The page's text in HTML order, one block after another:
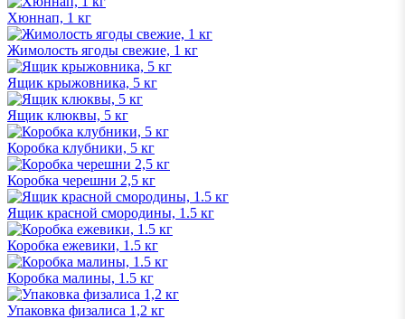
Хюннап, 1 кг
Жимолость ягоды свежие, 1 кг
Ящик крыжовника, 5 кг
Ящик клюквы, 5 кг
Коробка клубники, 5 кг
Коробка черешни 2,5 кг
Ящик красной смородины, 1.5 кг
Коробка ежевики, 1.5 кг
Коробка малины, 1.5 кг
Упаковка физалиса 1,2 кг